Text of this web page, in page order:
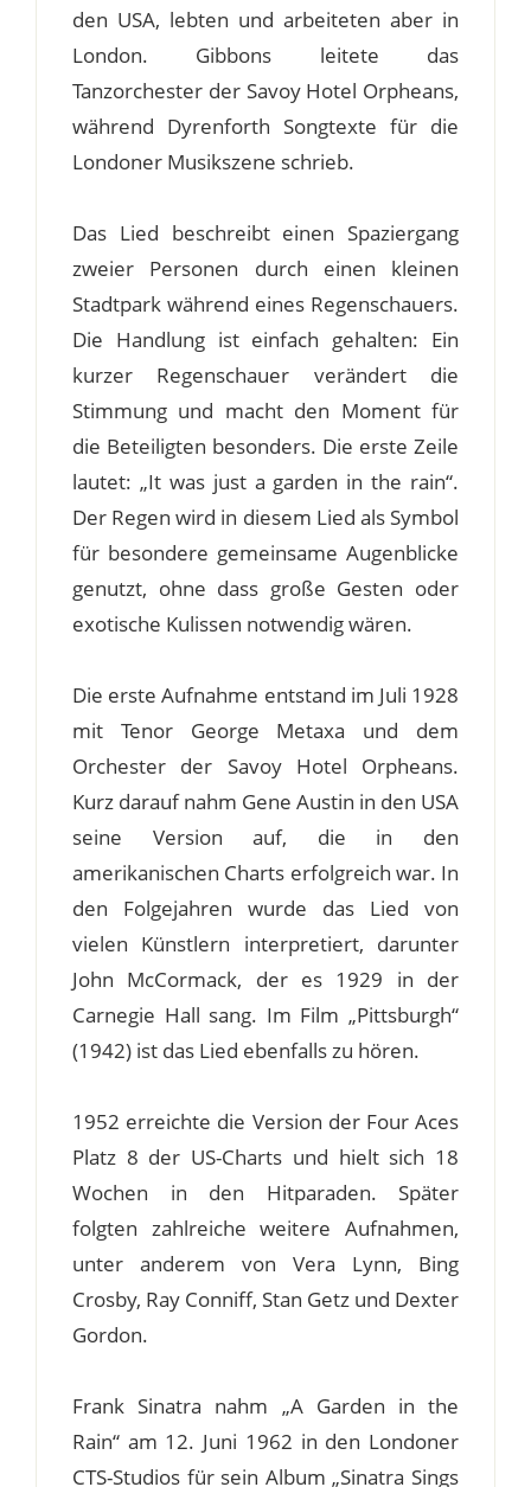
den USA, lebten und arbeiteten aber in
London. Gibbons leitete das
Tanzorchester der Savoy Hotel Orpheans,
während Dyrenforth Songtexte für die
Londoner Musikszene schrieb.
Das Lied beschreibt einen Spaziergang
zweier Personen durch einen kleinen
Stadtpark während eines Regenschauers.
Die Handlung ist einfach gehalten: Ein
kurzer Regenschauer verändert die
Stimmung und macht den Moment für
die Beteiligten besonders. Die erste Zeile
lautet: „It was just a garden in the rain“.
Der Regen wird in diesem Lied als Symbol
für besondere gemeinsame Augenblicke
genutzt, ohne dass große Gesten oder
exotische Kulissen notwendig wären.
Die erste Aufnahme entstand im Juli 1928
mit Tenor George Metaxa und dem
Orchester der Savoy Hotel Orpheans.
Kurz darauf nahm Gene Austin in den USA
seine Version auf, die in den
amerikanischen Charts erfolgreich war. In
den Folgejahren wurde das Lied von
vielen Künstlern interpretiert, darunter
John McCormack, der es 1929 in der
Carnegie Hall sang. Im Film „Pittsburgh“
(1942) ist das Lied ebenfalls zu hören.
1952 erreichte die Version der Four Aces
Platz 8 der US-Charts und hielt sich 18
Wochen in den Hitparaden. Später
folgten zahlreiche weitere Aufnahmen,
unter anderem von Vera Lynn, Bing
Crosby, Ray Conniff, Stan Getz und Dexter
Gordon.
Frank Sinatra nahm „A Garden in the
Rain“ am 12. Juni 1962 in den Londoner
CTS-Studios für sein Album „Sinatra Sings